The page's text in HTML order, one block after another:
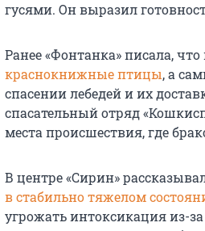
гусями. Он выразил
Ранее «Фонтанка» писала,
краснокнижные птицы, а
спасении лебедей и их
спасательный отряд
места происшествия, где
В центре «Сирин»
в стабильно тяжелом
угрожать интоксикация из-